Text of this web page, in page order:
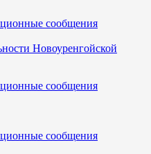
сообщения
Новоуренгойской
сообщения
сообщения